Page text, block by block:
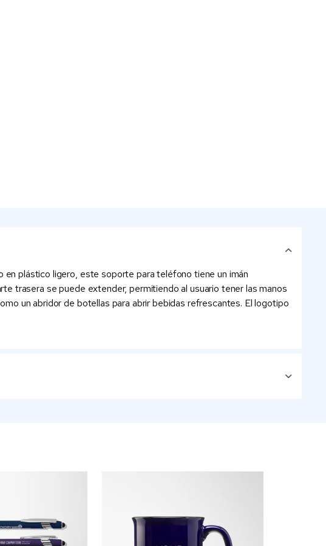
plástico ligero, este soporte para teléfono tiene un imán
trasera se puede extender, permitiendo al usuario tener las manos
un abridor de botellas para abrir bebidas refrescantes. El logotipo